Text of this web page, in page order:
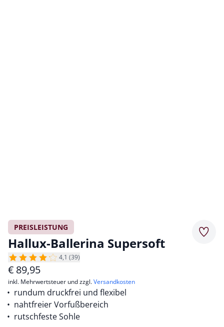
PREISLEISTUNG
Hallux-Ballerina Supersoft
4,1 (39)
€ 89,95
inkl. Mehrwertsteuer und zzgl.Versandkosten
rundum druckfrei und flexibel
nahtfreier Vorfußbereich
rutschfeste Sohle